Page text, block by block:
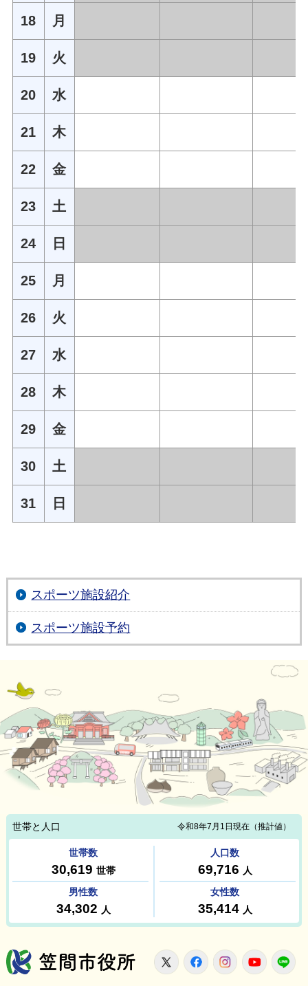
18 月
19 火
20 水
21 木
22 金
23 土
24 日
25 月
26 火
27 水
28 木
29 金
30 土
31 日
スポーツ施設紹介
スポーツ施設予約
笠間市役所
X FacebookInstagram